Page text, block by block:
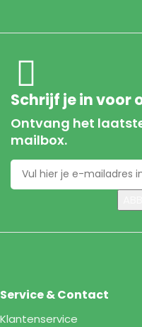
Schrijf je in voor
Ontvang het
mailbox.
Service & Contact
Klantenservice